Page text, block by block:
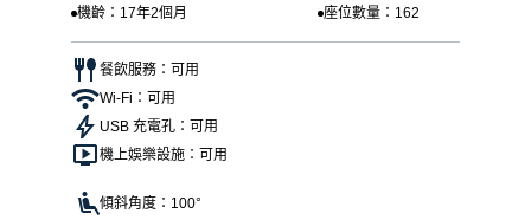
機齡：17年2個月
座位數量：162
餐飲服務：可用
Wi-Fi：可用
USB 充電孔：可用
機上娛樂設施：可用
傾斜角度：100°